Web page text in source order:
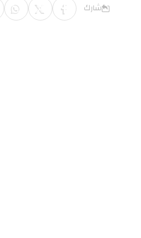
شارك